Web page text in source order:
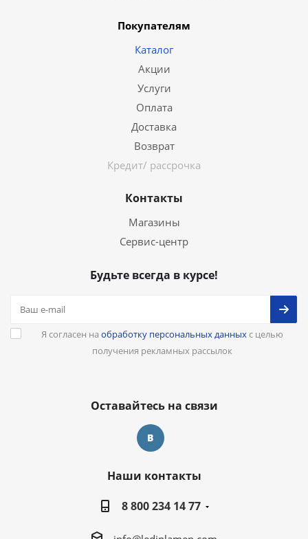
Покупателям
Каталог
Акции
Услуги
Оплата
Доставка
Возврат
Кредит/ рассрочка
Контакты
Магазины
Сервис-центр
Будьте всегда в курсе!
Я согласен на обработку персональных данныхс целью
получения рекламных рассылок
Оставайтесь на связи
Наши контакты
8 800 234 14 77